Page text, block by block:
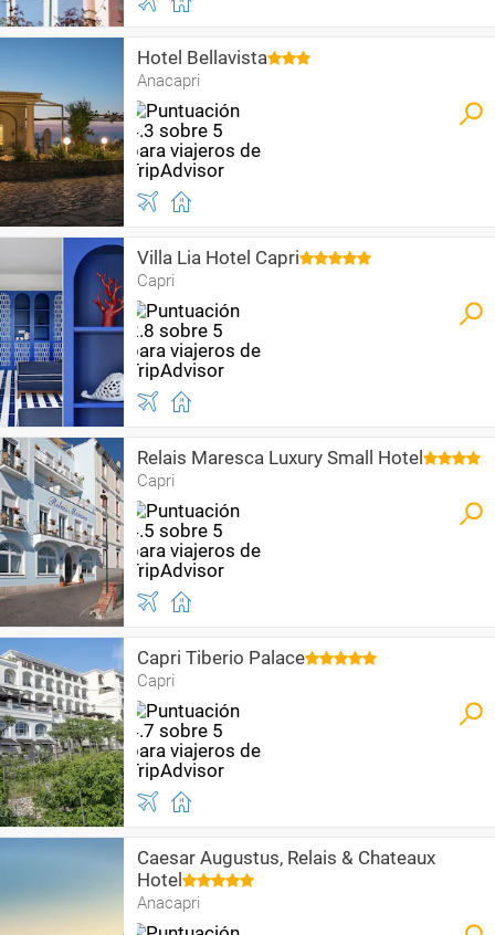
Hotel Bellavista
Anacapri
Villa Lia Hotel Capri
Capri
Relais Maresca Luxury Small Hotel
Capri
Capri Tiberio Palace
Capri
Caesar Augustus, Relais & Chateaux
Hotel
Anacapri